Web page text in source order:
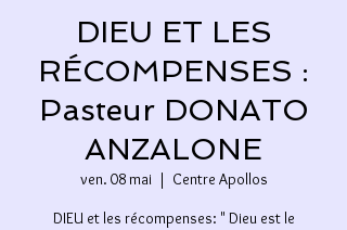
DIEU ET LES
RÉCOMPENSES :
Pasteur DONATO
ANZALONE
ven. 08 mai
  |
Centre Apollos
DIEU et les récompenses: " Dieu est le